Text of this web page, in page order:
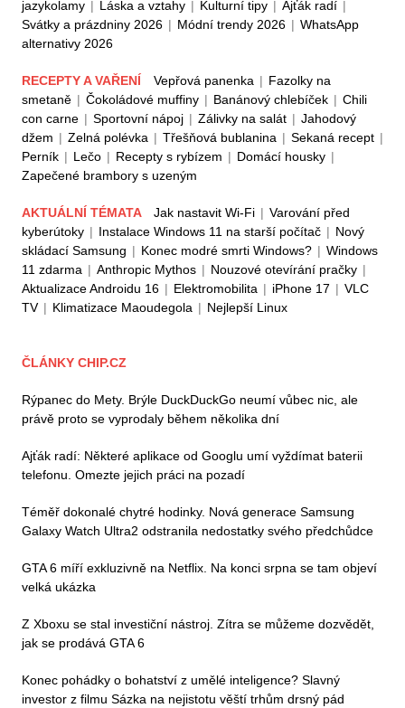
jazykolamy | Láska a vztahy | Kulturní tipy | Ajťák radí |
Svátky a prázdniny 2026 | Módní trendy 2026 | WhatsApp
alternativy 2026
RECEPTY A VAŘENÍ Vepřová panenka | Fazolky na
smetaně | Čokoládové muffiny | Banánový chlebíček | Chili
con carne | Sportovní nápoj | Zálivky na salát | Jahodový
džem | Zelná polévka | Třešňová bublanina | Sekaná recept |
Perník | Lečo | Recepty s rybízem | Domácí housky |
Zapečené brambory s uzeným
AKTUÁLNÍ TÉMATA Jak nastavit Wi-Fi | Varování před
kyberútoky | Instalace Windows 11 na starší počítač | Nový
skládací Samsung | Konec modré smrti Windows? | Windows
11 zdarma | Anthropic Mythos | Nouzové otevírání pračky |
Aktualizace Androidu 16 | Elektromobilita | iPhone 17 | VLC
TV | Klimatizace Maoudegola | Nejlepší Linux
ČLÁNKY CHIP.CZ
Rýpanec do Mety. Brýle DuckDuckGo neumí vůbec nic, ale
právě proto se vyprodaly během několika dní
Ajťák radí: Některé aplikace od Googlu umí vyždímat baterii
telefonu. Omezte jejich práci na pozadí
Téměř dokonalé chytré hodinky. Nová generace Samsung
Galaxy Watch Ultra2 odstranila nedostatky svého předchůdce
GTA 6 míří exkluzivně na Netflix. Na konci srpna se tam objeví
velká ukázka
Z Xboxu se stal investiční nástroj. Zítra se můžeme dozvědět,
jak se prodává GTA 6
Konec pohádky o bohatství z umělé inteligence? Slavný
investor z filmu Sázka na nejistotu věští trhům drsný pád